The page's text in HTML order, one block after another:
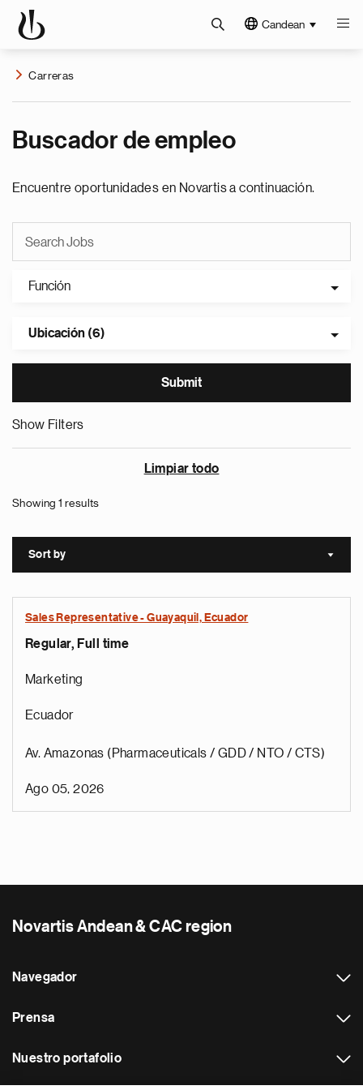
Candean
Carreras
Buscador de empleo
Encuentre oportunidades en Novartis a continuación.
Función
Ubicación (6)
Show Filters
Limpiar todo
Showing 1 results
Sort by Sort
Sales Representative - Guayaquil, Ecuador
Regular, Full time
Marketing
Ecuador
Av. Amazonas (Pharmaceuticals / GDD / NTO / CTS)
Ago 05, 2026
Novartis Andean & CAC region
Navegador
Prensa
Nuestro portafolio